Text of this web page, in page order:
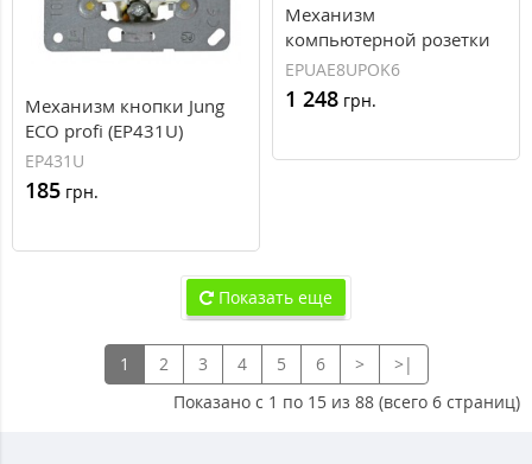
Механизм кнопки Jung
ECO profi (EP431U)
EP431U
185 грн.
Механизм
компьютерной розетки
Jung ECO profi RJ46 Cat6
(экранированная)
(EPUAE8UPOK6)
EPUAE8UPOK6
1 248 грн.
Показать еще
1 2 3 4 5 6 >
>|
Показано с 1 по 15 из 88 (всего 6 страниц)